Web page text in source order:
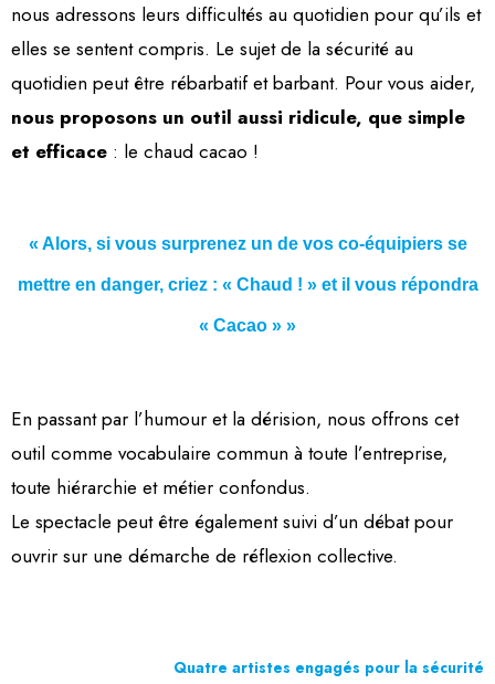
nous adressons leurs difficultés au quotidien pour qu’ils et
elles se sentent compris. Le sujet de la sécurité au
quotidien peut être rébarbatif et barbant. Pour vous aider,
nous proposons un outil aussi ridicule, que simple
et efficace : le chaud cacao !
« Alors, si vous surprenez un de vos co-équipiers se
mettre en danger, criez : « Chaud ! » et il vous répondra
« Cacao » »
En passant par l’humour et la dérision, nous offrons cet
outil comme vocabulaire commun à toute l’entreprise,
toute hiérarchie et métier confondus.
Le spectacle peut être également suivi d’un débat pour
ouvrir sur une démarche de réflexion collective.
Quatre artistes engagés pour la sécurité